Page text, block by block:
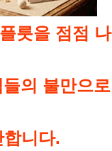
릇을 점점 나
의 불만으로
니다.